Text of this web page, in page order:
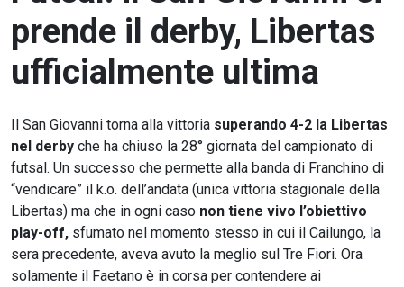
prende il derby, Libertas
ufficialmente ultima
Il San Giovanni torna alla vittoria superando 4-2 la Libertas
nel derby che ha chiuso la 28° giornata del campionato di
futsal. Un successo che permette alla banda di Franchino di
“vendicare” il k.o. dell’andata (unica vittoria stagionale della
Libertas) ma che in ogni caso non tiene vivo l’obiettivo
play-off, sfumato nel momento stesso in cui il Cailungo, la
sera precedente, aveva avuto la meglio sul Tre Fiori. Ora
solamente il Faetano è in corsa per contendere ai